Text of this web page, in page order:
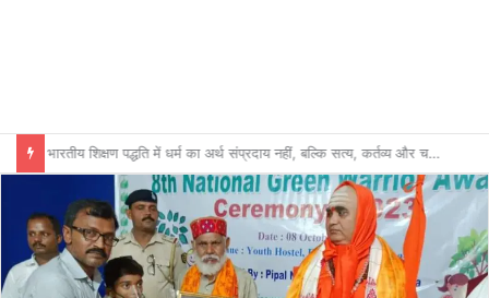
भारतीय शिक्षण पद्धति में धर्म का अर्थ संप्रदाय नहीं, बल्कि सत्य, कर्तव्य और चरित्र निर्माण है: विजय प्रकाश